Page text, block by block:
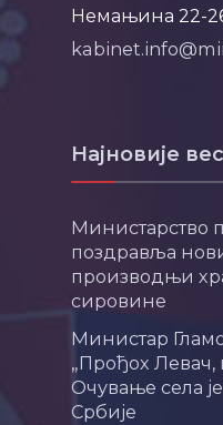
Немањина 22-
Најновије
Министарство
поздравља
производњи
сировине
Министар
„Прођох Левач,
Очување села
Србије